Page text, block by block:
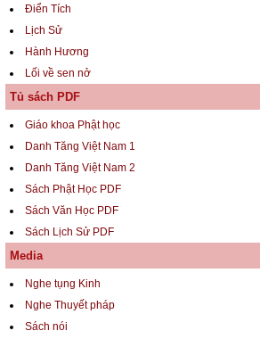
Điển Tích
Lịch Sử
Hành Hương
Lối về sen nở
Tủ sách PDF
Giáo khoa Phật học
Danh Tăng Việt Nam 1
Danh Tăng Việt Nam 2
Sách Phật Học PDF
Sách Văn Học PDF
Sách Lịch Sử PDF
Media
Nghe tụng Kinh
Nghe Thuyết pháp
Sách nói